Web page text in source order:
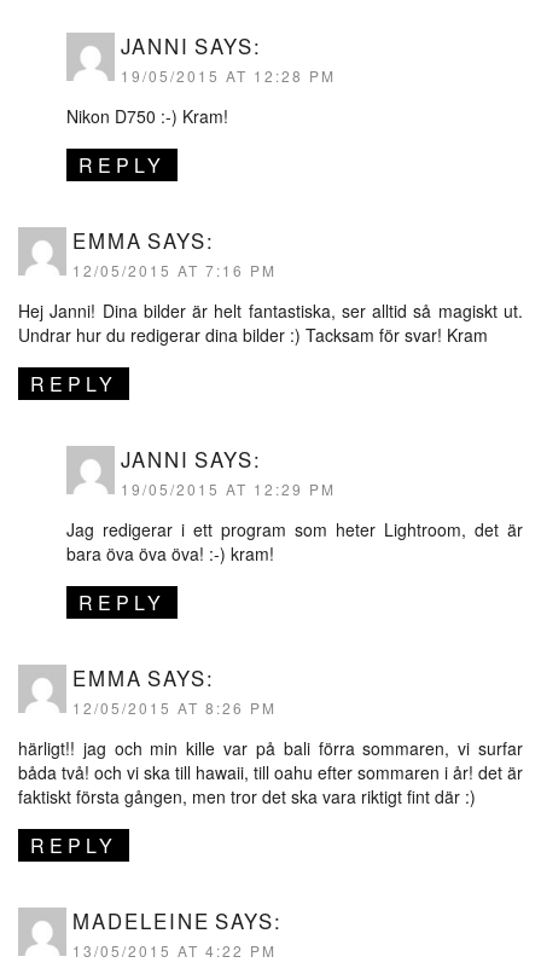
JANNI SAYS:
19/05/2015 AT 12:28 PM
Nikon D750 :-) Kram!
REPLY
EMMA SAYS:
12/05/2015 AT 7:16 PM
Hej Janni! Dina bilder är helt fantastiska, ser alltid så magiskt ut.
Undrar hur du redigerar dina bilder :) Tacksam för svar! Kram
REPLY
JANNI SAYS:
19/05/2015 AT 12:29 PM
Jag redigerar i ett program som heter Lightroom, det är
bara öva öva öva! :-) kram!
REPLY
EMMA SAYS:
12/05/2015 AT 8:26 PM
härligt!! jag och min kille var på bali förra sommaren, vi surfar
båda två! och vi ska till hawaii, till oahu efter sommaren i år! det är
faktiskt första gången, men tror det ska vara riktigt fint där :)
REPLY
MADELEINE SAYS:
13/05/2015 AT 4:22 PM